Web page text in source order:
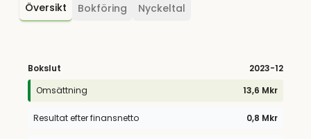
Översikt Bokföring Nyckeltal
Bokslut 2023-12
Omsättning
13,6 Mkr
Resultat efter finansnetto 0,8 Mkr